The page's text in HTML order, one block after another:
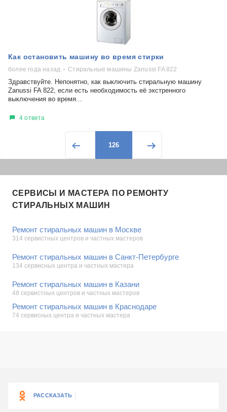
Как остановить машину во время стирки
более года назад Стиральные машины Zanussi FA 822
Здравствуйте. Непонятно, как выключить стиральную машину
Zanussi FA 822, если есть необходимость её экстренного
выключения во время...
4 ответа
126
СЕРВИСЫ И МАСТЕРА ПО РЕМОНТУ
СТИРАЛЬНЫХ МАШИН
Ремонт стиральных машин в Москве
314 сервистных центров и частных мастеров
Ремонт стиральных машин в Санкт-Петербурге
134 сервисных центра и частных мастера
Ремонт стиральных машин в Казани
48 сервистных центров и частных мастеров
Ремонт стиральных машин в Краснодаре
74 сервисных центра и частных мастера
РАССКАЗАТЬ